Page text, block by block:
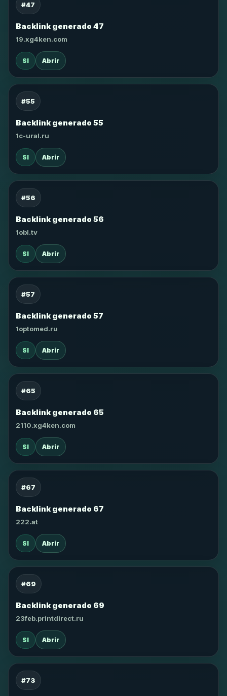
#47
Backlink generado 47
19.xg4ken.com
SI Abrir
#55
Backlink generado 55
1c-ural.ru
SI Abrir
#56
Backlink generado 56
1obl.tv
SI Abrir
#57
Backlink generado 57
1optomed.ru
SI Abrir
#65
Backlink generado 65
2110.xg4ken.com
SI Abrir
#67
Backlink generado 67
222.at
SI Abrir
#69
Backlink generado 69
23feb.printdirect.ru
SI Abrir
#73